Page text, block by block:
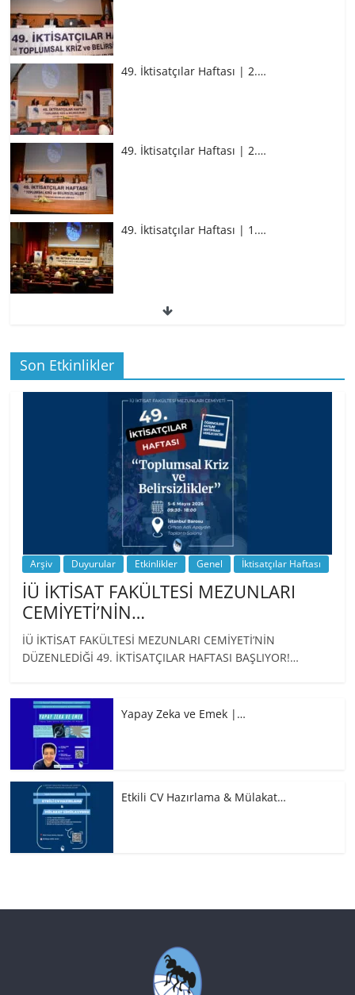
49. İktisatçılar Haftası | 2.…
49. İktisatçılar Haftası | 2.…
49. İktisatçılar Haftası | 1.…
49. İktisatçılar Haftası | 1.…
BİZ İKTİSATLILAR: İÇİMİZDEN BİRİ PROF.
…
Son Etkinlikler
Arşiv Duyurular Etkinlikler Genel İktisatçılar Haftası
İÜ İKTİSAT FAKÜLTESİ MEZUNLARI
CEMİYETİ’NİN…
İÜ İKTİSAT FAKÜLTESİ MEZUNLARI CEMİYETİ’NİN
DÜZENLEDİĞİ 49. İKTİSATÇILAR HAFTASI BAŞLIYOR!…
Yapay Zeka ve Emek |…
Etkili CV Hazırlama & Mülakat…